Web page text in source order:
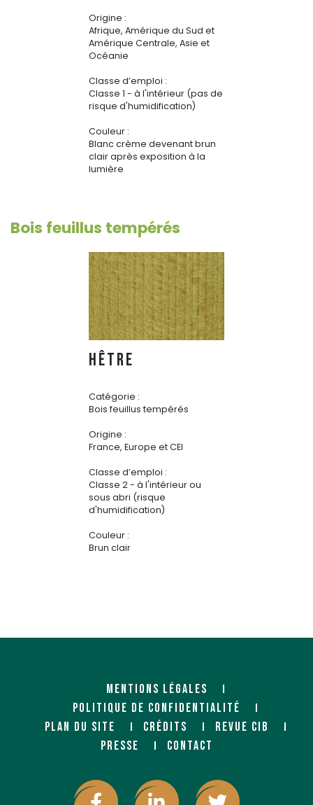
Origine :
Afrique, Amérique du Sud et
Amérique Centrale, Asie et
Océanie
Classe d’emploi :
Classe 1 - à l'intérieur (pas de
risque d'humidification)
Couleur :
Blanc crème devenant brun
clair après exposition à la
lumière
Bois feuillus tempérés
HÊTRE
Catégorie :
Bois feuillus tempérés
Origine :
France, Europe et CEI
Classe d’emploi :
Classe 2 - à l'intérieur ou
sous abri (risque
d'humidification)
Couleur :
Brun clair
MENTIONS LÉGALES
POLITIQUE DE CONFIDENTIALITÉ
PLAN DU SITE
CRÉDITS
REVUE CIB
PRESSE
CONTACT